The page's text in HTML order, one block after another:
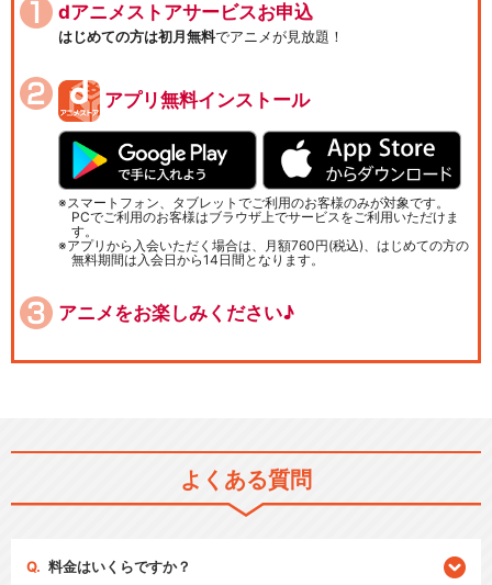
dアニメストアサービスお申込
はじめての方は初月無料でアニメが見放題！
アプリ無料インストール
スマートフォン、タブレットでご利用のお客様のみが対象です。
PCでご利用のお客様はブラウザ上でサービスをご利用いただけま
す。
アプリから入会いただく場合は、月額760円(税込)、はじめての方の
無料期間は入会日から14日間となります。
アニメをお楽しみください♪
よくある質問
料金はいくらですか？